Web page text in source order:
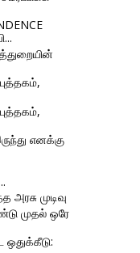
எனக்கு
முடிவு
முதல் ஒரே
ஒதுக்கீடு: